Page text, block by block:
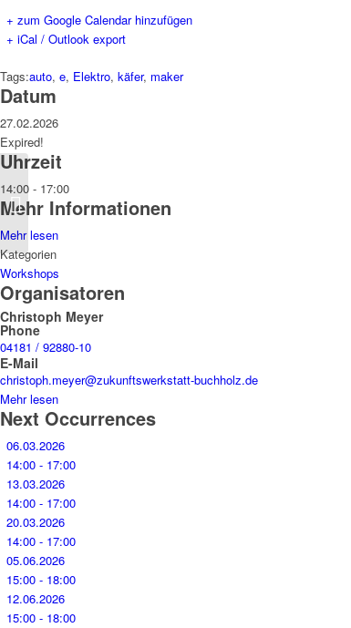
+ zum Google Calendar hinzufügen
+ iCal / Outlook export
Tags:auto, e, Elektro, käfer, maker
Datum
27.02.2026
Expired!
Uhrzeit
14:00 - 17:00
Mehr Informationen
Mehr lesen
Kategorien
Workshops
Organisatoren
Christoph Meyer
Phone
04181 / 92880-10
E-Mail
christoph.meyer@zukunftswerkstatt-buchholz.de
Mehr lesen
Next Occurrences
06.03.2026
14:00 - 17:00
13.03.2026
14:00 - 17:00
20.03.2026
14:00 - 17:00
05.06.2026
15:00 - 18:00
12.06.2026
15:00 - 18:00
Programmier-Treff